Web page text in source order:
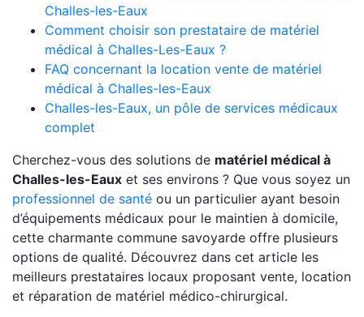
Challes-les-Eaux
Comment choisir son prestataire de matériel
médical à Challes-Les-Eaux ?
FAQ concernant la location vente de matériel
médical à Challes-les-Eaux
Challes-les-Eaux, un pôle de services médicaux
complet
Cherchez-vous des solutions de matériel médical à
Challes-les-Eaux et ses environs ? Que vous soyez un
professionnel de santé ou un particulier ayant besoin
d’équipements médicaux pour le maintien à domicile,
cette charmante commune savoyarde offre plusieurs
options de qualité. Découvrez dans cet article les
meilleurs prestataires locaux proposant vente, location
et réparation de matériel médico-chirurgical.